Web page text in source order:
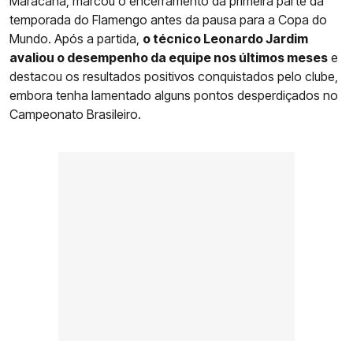
temporada do Flamengo antes da pausa para a Copa do
Mundo. Após a partida, o técnico Leonardo Jardim
avaliou o desempenho da equipe nos últimos meses e
destacou os resultados positivos conquistados pelo clube,
embora tenha lamentado alguns pontos desperdiçados no
Campeonato Brasileiro.